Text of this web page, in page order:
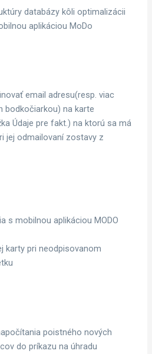
databázy kôli optimalizácii
aplikáciou MoDo
email adresu(resp. viac
bodkočiarkou) na karte
Údaje pre fakt.) na ktorú sa má
jej odmailovaní zostavy z
s mobilnou aplikáciou MODO
karty pri neodpisovanom
poistného nových
do príkazu na úhradu